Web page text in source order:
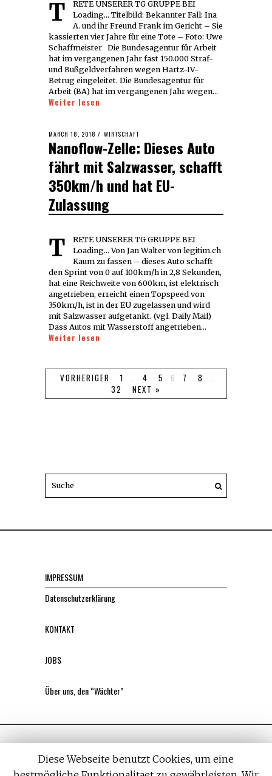
TRETE UNSERER TG GRUPPE BEI
Loading... Titelbild: Bekannter Fall: Ina
A. und ihr Freund Frank im Gericht – Sie
kassierten vier Jahre für eine Tote – Foto: Uwe
Schaffmeister Die Bundesagentur für Arbeit
hat im vergangenen Jahr fast 150.000 Straf-
und Bußgeldverfahren wegen Hartz-IV-
Betrug eingeleitet. Die Bundesagentur für
Arbeit (BA) hat im vergangenen Jahr wegen…
Weiter lesen
POSTED
ON
MARCH 18, 2018 MARCH
2018
WIRTSCHAFT
Nanoflow-Zelle: Dieses Auto
fährt mit Salzwasser, schafft
350km/h und hat EU-
Zulassung
TRETE UNSERER TG GRUPPE BEI
Loading... Von Jan Walter von legitim.ch
Kaum zu fassen – dieses Auto schafft
den Sprint von 0 auf 100km/h in 2,8 Sekunden,
hat eine Reichweite von 600km, ist elektrisch
angetrieben, erreicht einen Topspeed von
350km/h, ist in der EU zugelassen und wird
mit Salzwasser aufgetankt. (vgl. Daily Mail)
Dass Autos mit Wasserstoff angetrieben…
Weiter lesen
VORHERIGER 1 4 5 6 7 8
32
NEXT »
IMPRESSUM
Datenschutzerklärung
KONTAKT
JOBS
Über uns, den “Wächter”
Diese Webseite benutzt Cookies, um eine